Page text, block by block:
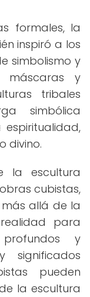
formales, la
inspiró a los
simbolismo y
máscaras y
tribales
simbólica
divino.
la escultura
cubistas,
allá de la
para
y
significados
pueden
la escultura